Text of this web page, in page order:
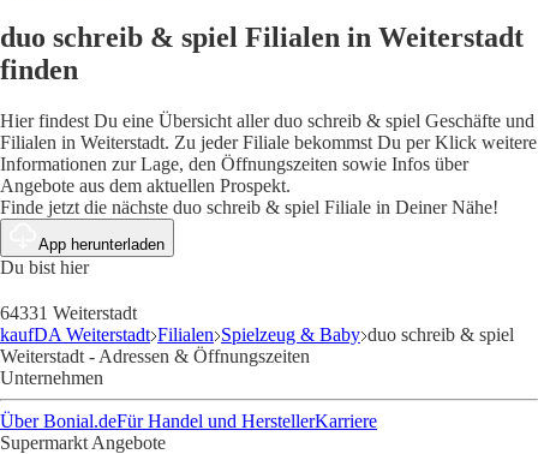
duo schreib & spiel Filialen in Weiterstadt
finden
Hier findest Du eine Übersicht aller duo schreib & spiel Geschäfte und
Filialen in Weiterstadt. Zu jeder Filiale bekommst Du per Klick weitere
Informationen zur Lage, den Öffnungszeiten sowie Infos über
Angebote aus dem aktuellen Prospekt.
Finde jetzt die nächste duo schreib & spiel Filiale in Deiner Nähe!
App herunterladen
Du bist hier
64331 Weiterstadt
kaufDA Weiterstadt Filialen Spielzeug & Baby duo schreib & spiel
Weiterstadt - Adressen & Öffnungszeiten
Unternehmen
Über Bonial.deFür Handel und HerstellerKarriere
Supermarkt Angebote